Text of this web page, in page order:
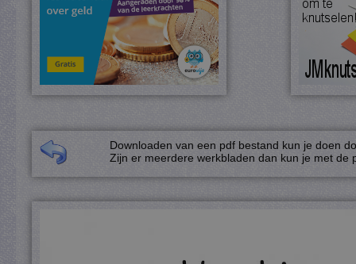
Downloaden van een pdf bestand kun je doen
Zijn er meerdere werkbladen dan kun je met de